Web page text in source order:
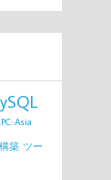
築 ツー